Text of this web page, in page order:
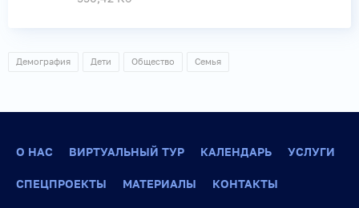
Демография Дети Общество Семья
О НАС ВИРТУАЛЬНЫЙ ТУР КАЛЕНДАРЬ УСЛУГИ
СПЕЦПРОЕКТЫ МАТЕРИАЛЫ КОНТАКТЫ